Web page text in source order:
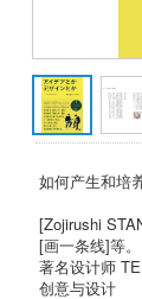
如何产生和培
[Zojirushi
[画一条线]等。
著名设计师
创意与设计